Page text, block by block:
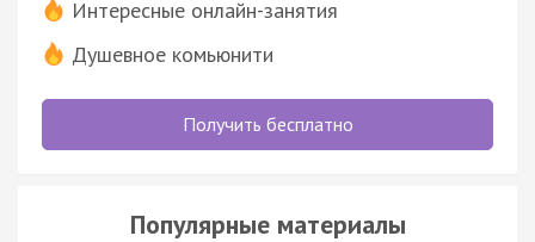
Интересные онлайн-занятия
Душевное комьюнити
Получить бесплатно
Популярные материалы